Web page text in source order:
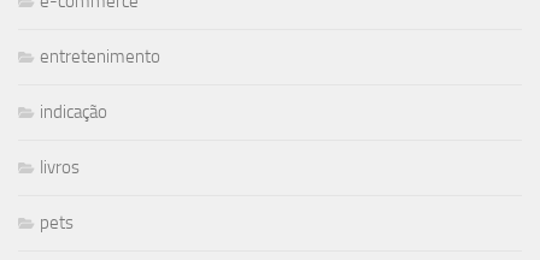
entretenimento
indicação
livros
pets